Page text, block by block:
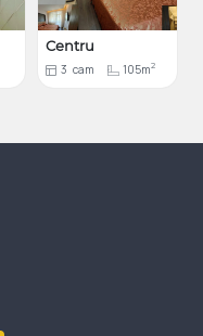
Centru
3 cam 105m2